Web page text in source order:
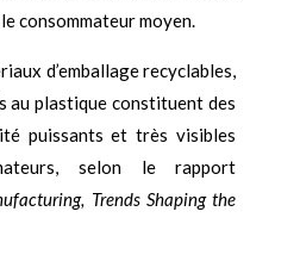
consommateur moyen.
d’emballage recyclables,
au plastique constituent des
puissants et très visibles
selon le rapport
Trends Shaping the